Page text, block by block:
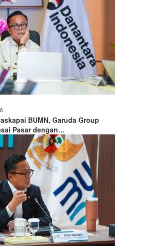
BUMN, Garuda Group
Pasar dengan…